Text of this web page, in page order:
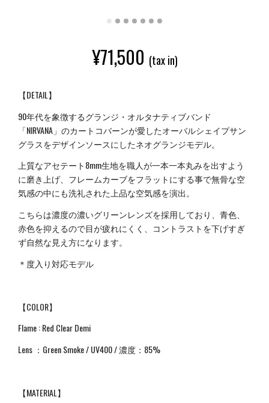
¥71,500 (tax in)
【DETAIL】
90年代を象徴するグランジ・オルタナティブバンド
「NIRVANA」のカートコバーンが愛したオーバルシェイプサン
グラスをデザインソースにしたネオグランジモデル。
上質なアセテート8mm生地を職人が一本一本丸みを出すよう
に磨き上げ、フレームカーブをフラットにする事で無骨な空
気感の中にも洗礼された上品な空気感を演出。
こちらは濃度の濃いグリーンレンズを採用しており、青色、
赤色を抑えるので目が疲れにくく、コントラストを下げすぎ
ず自然な見え方になります。
＊度入り対応モデル
【COLOR】
Flame : Red Clear Demi
Lens ：Green Smoke / UV400 / 濃度：85%
【MATERIAL】